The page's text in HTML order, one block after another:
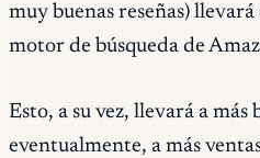
muy buenas reseñas)
motor de búsqueda de
Esto, a su vez, llevará a más
eventualmente, a más